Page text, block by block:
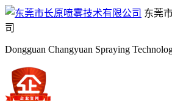
东莞
司
Dongguan Changyuan Spraying